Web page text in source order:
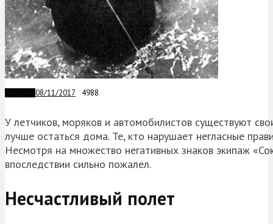
08/11/2017 4988
У летчиков, моряков и автомобилистов существуют
лучше остаться дома. Те, кто нарушает негласные
Несмотря на множество негативных знаков экипаж
впоследствии сильно пожалел.
Несчастливый полет